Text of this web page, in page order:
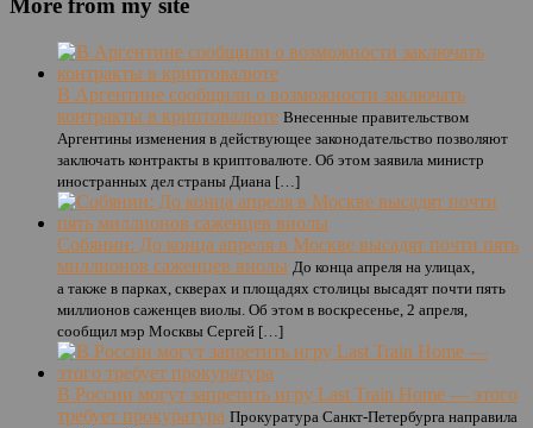
More from my site
В Аргентине сообщили о возможности заключать
контракты в криптовалюте Внесенные правительством
Аргентины изменения в действующее законодательство позволяют
заключать контракты в криптовалюте. Об этом заявила министр
иностранных дел страны Диана […]
Собянин: До конца апреля в Москве высадят почти пять
миллионов саженцев виолы До конца апреля на улицах,
а также в парках, скверах и площадях столицы высадят почти пять
миллионов саженцев виолы. Об этом в воскресенье, 2 апреля,
сообщил мэр Москвы Сергей […]
В России могут запретить игру Last Train Home — этого
требует прокуратура Прокуратура Санкт-Петербурга направила